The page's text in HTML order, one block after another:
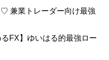
兼業トレーダー向け最強
FX】ゆいはる的最強ロー